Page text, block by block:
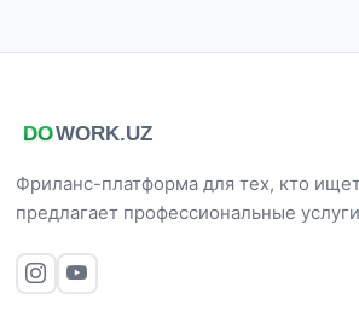
Фриланс-платформа для тех, кто
предлагает профессиональные